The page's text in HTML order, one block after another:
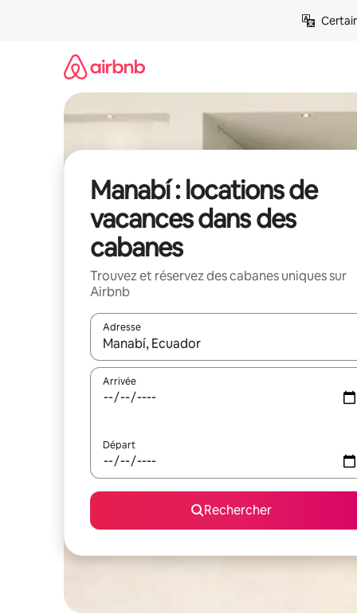
Manabí : locations de
vacances dans des
cabanes
Trouvez et réservez des cabanes uniques sur
Airbnb
Adresse
Lorsque les résultats s'affichent, utilisez les
Arrivée
Départ
Rechercher